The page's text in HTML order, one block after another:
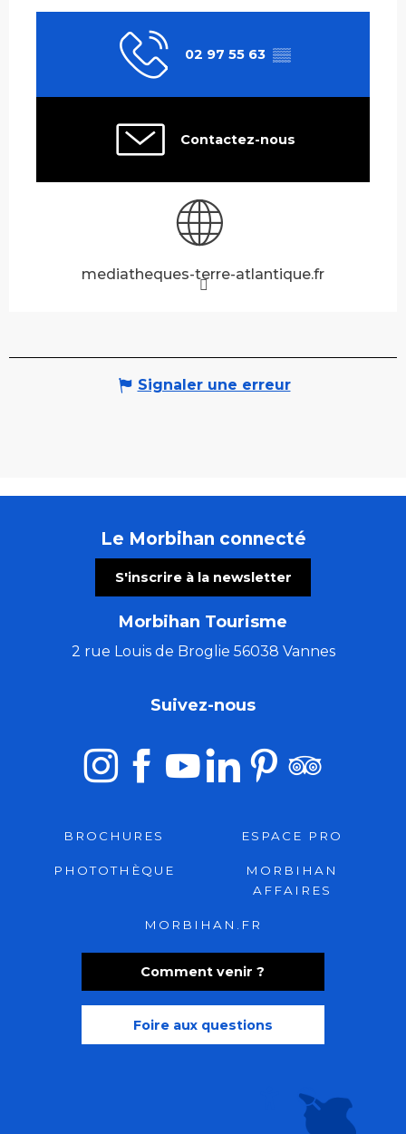
Recherche
02 97 55 63 ▒▒
Contactez-nous
mediatheques-terre-atlantique.fr
Signaler une erreur
Le Morbihan connecté
S'inscrire à la newsletter
Morbihan Tourisme
2 rue Louis de Broglie 56038 Vannes
Comment venir ?
Foire aux questions
Suivez-nous
BROCHURES ESPACE PRO
PHOTOTHÈQUE
MORBIHAN
AFFAIRES
MORBIHAN.FR